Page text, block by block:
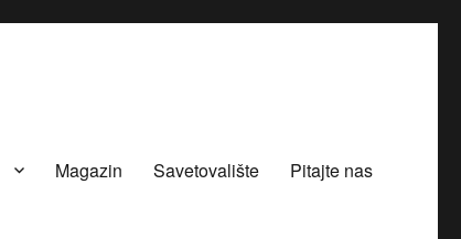
Magazin Savetovalište Pitajte nas